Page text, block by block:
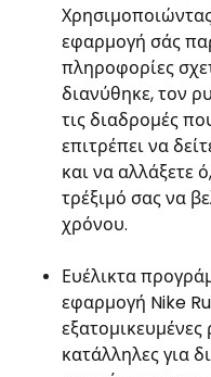
εφαρμογή σάς
πληροφορίες
διανύθηκε, τον
τις διαδρομές
επιτρέπει να
και να αλλάξετε
τρέξιμό σας να
χρόνου.
Ευέλικτα
εφαρμογή Nike
κατάλληλες για